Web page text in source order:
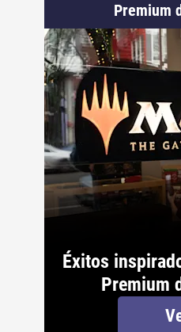
Premium
Éxitos
Premium